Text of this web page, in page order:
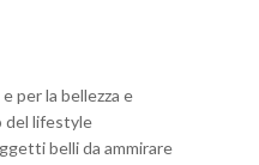
per la bellezza e
del lifestyle
belli da ammirare